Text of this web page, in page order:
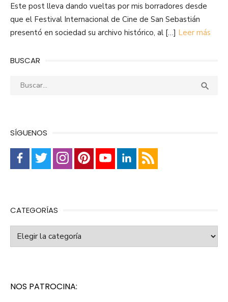
Este post lleva dando vueltas por mis borradores desde
que el Festival Internacional de Cine de San Sebastián
presentó en sociedad su archivo histórico, al […] Leer más
BUSCAR
Buscar: 
SÍGUENOS
CATEGORÍAS
Categorías
NOS PATROCINA: